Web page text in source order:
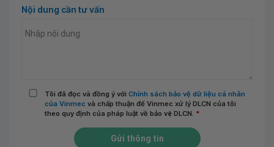
Nội dung cần tư vấn
Tôi đã đọc và đồng ý với Chính sách bảo vệ dữ liệu cá nhân
của Vinmec và chấp thuận để Vinmec xử lý DLCN của tôi
theo quy định của pháp luật về bảo vệ DLCN. *
Gửi thông tin